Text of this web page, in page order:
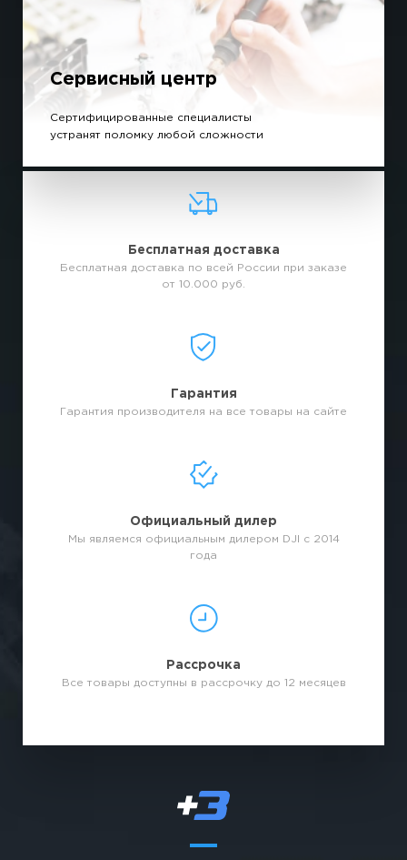
Сервисный центр
Сертифицированные специалисты
устранят поломку любой сложности
Бесплатная доставка
Бесплатная доставка по всей России при заказе
от 10.000 руб.
Гарантия
Гарантия производителя на все товары на сайте
Официальный дилер
Мы являемся официальным дилером DJI с 2014
года
Рассрочка
Все товары доступны в рассрочку до 12 месяцев